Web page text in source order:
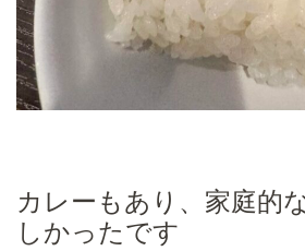
カレーもあり、家庭的
しかったです